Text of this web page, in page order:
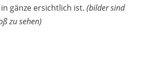
gänze ersichtlich ist. (bilder sind
zu sehen)